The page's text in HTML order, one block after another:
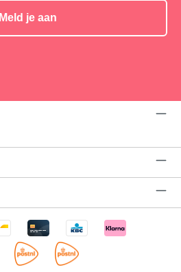
Meld je aan